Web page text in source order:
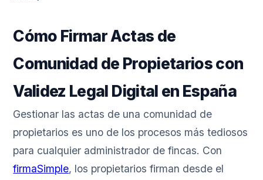
Cómo Firmar Actas de
Comunidad de Propietarios con
Validez Legal Digital en España
Gestionar las actas de una comunidad de
propietarios es uno de los procesos más tediosos
para cualquier administrador de fincas. Con
firmaSimple, los propietarios firman desde el